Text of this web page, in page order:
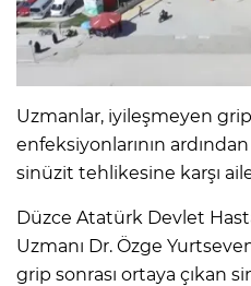
Uzmanlar, iyileşmeyen
enfeksiyonlarının
sinüzit tehlikesine karşı
Düzce Atatürk Devlet
Uzmanı Dr. Özge
grip sonrası ortaya çıkan